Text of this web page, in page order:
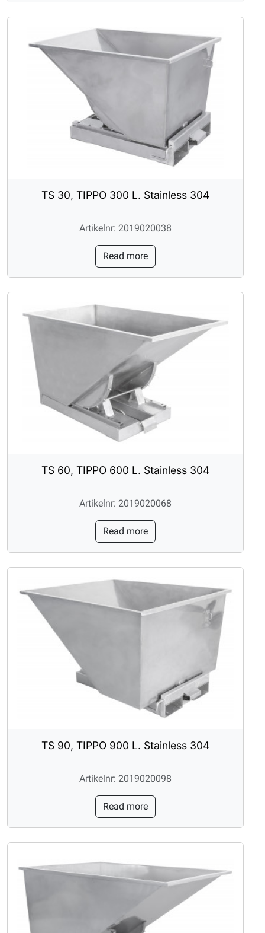
TS 30, TIPPO 300 L. Stainless 304
Artikelnr: 2019020038
Read more
TS 60, TIPPO 600 L. Stainless 304
Artikelnr: 2019020068
Read more
TS 90, TIPPO 900 L. Stainless 304
Artikelnr: 2019020098
Read more